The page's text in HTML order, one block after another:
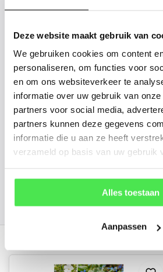
Deze website maakt gebruik van
We gebruiken cookies om content
personaliseren, om functies voor
en om ons websiteverkeer te
informatie over uw gebruik van
partners voor social media,
partners kunnen deze gegevens
informatie die u aan ze heeft
verzameld op basis van uw gebruik
Alles toestaan
Aanpassen
de plantnaam, hoogte,
vorm. Wilt u weten
boom er ongeveer
kunnen u een foto
06 45 601 508 (tijdelijk
customers give us a 4.7/
Recent bekeken